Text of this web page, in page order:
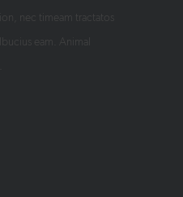
nec timeam tractatos
eam. Animal